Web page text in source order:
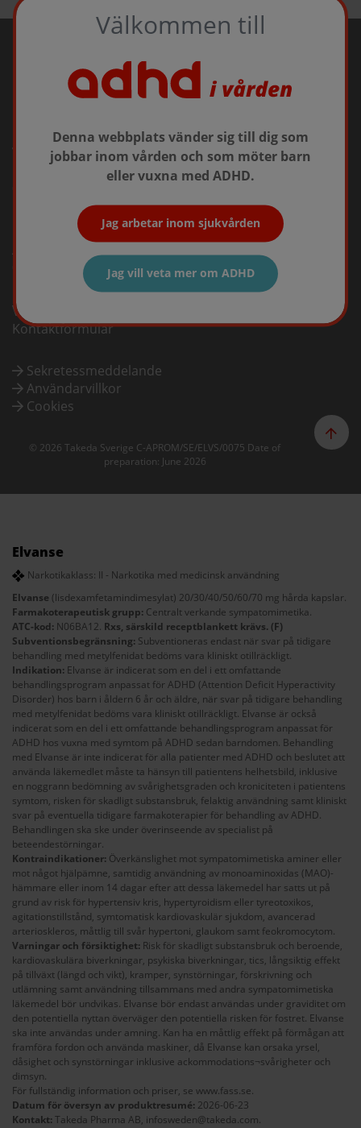
Välkommen till
Denna webbplats vänder sig till dig som
jobbar inom vården och som möter barn
eller vuxna med ADHD.
Jag arbetar inom sjukvården
Jag vill veta mer om ADHD
Takeda Pharma AB
infosweden@takeda.com
För rapportering av biverkningar
AE.SWE@takeda.com
020-795 079
Vid medicinska frågor
Kontaktformulär
Sekretessmeddelande
Användarvillkor
Cookies
© 2026 Takeda Sverige C-APROM/SE/ELVS/0075 Date of
preparation: June 2026
Elvanse
Narkotikaklass: II - Narkotika med medicinsk användning
Elvanse (lisdexamfetamindimesylat) 20/30/40/50/60/70 mg hårda kapslar.
Farmakoterapeutisk grupp: Centralt verkande sympatomimetika.
ATC-kod: N06BA12. Rxs, särskild receptblankett krävs. (F)
Subventionsbegränsning: Subventioneras endast när svar på tidigare
behandling med metylfenidat bedöms vara kliniskt otillräckligt.
Indikation: Elvanse är indicerat som en del i ett omfattande
behandlingsprogram anpassat för ADHD (Attention Deficit Hyperactivity
Disorder) hos barn i åldern 6 år och äldre, när svar på tidigare behandling
med metylfenidat bedöms vara kliniskt otillräckligt. Elvanse är också
indicerat som en del i ett omfattande behandlingsprogram anpassat för
ADHD hos vuxna med symtom på ADHD sedan barndomen. Behandling
med Elvanse är inte indicerat för alla patienter med ADHD och beslutet att
använda läkemedlet måste ta hänsyn till patientens helhetsbild, inklusive
en noggrann bedömning av svårighetsgraden och kroniciteten i patientens
symtom, risken för skadligt substansbruk, felaktig användning samt kliniskt
svar på eventuella tidigare farmakoterapier för behandling av ADHD.
Behandlingen ska ske under överinseende av specialist på
beteendestörningar.
Kontraindikationer: Överkänslighet mot sympatomimetiska aminer eller
mot något hjälpämne, samtidig användning av monoaminoxidas (MAO)-
hämmare eller inom 14 dagar efter att dessa läkemedel har satts ut på
grund av risk för hypertensiv kris, hypertyroidism eller tyreotoxikos,
agitationstillstånd, symtomatisk kardiovaskulär sjukdom, avancerad
arterioskleros, måttlig till svår hypertoni, glaukom samt feokromocytom.
Varningar och försiktighet: Risk för skadligt substansbruk och beroende,
kardiovaskulära biverkningar, psykiska biverkningar, tics, långsiktig effekt
på tillväxt (längd och vikt), kramper, synstörningar, förskrivning och
utlämning samt användning tillsammans med andra sympatomimetiska
läkemedel bör undvikas. Elvanse bör endast användas under graviditet om
den potentiella nyttan överväger den potentiella risken för fostret. Elvanse
ska inte användas under amning. Kan ha en måttlig effekt på förmågan att
framföra fordon och använda maskiner, då Elvanse kan orsaka yrsel,
dåsighet och synstörningar inklusive ackommodations¬svårigheter och
dimsyn.
För fullständig information och priser, se www.fass.se.
Datum för översyn av produktresumé: 2026-06-23
Kontakt: Takeda Pharma AB, infosweden@takeda.com.